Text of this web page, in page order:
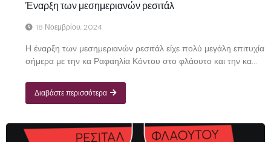
Έναρξη των μεσημεριανών ρεσιτάλ
18 Νοεμβρίου, 2024
Η έναρξη των μεσημεριανών ρεσιτάλ είχε πολύ μεγάλη επιτυχία
σήμερα με την κα Ραφαηλία Κόντου στο φλάουτο και την κα...
Διαβάστε περισσότερα